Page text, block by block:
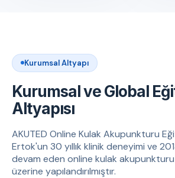
Kurumsal Altyapı
Kurumsal ve Global
Altyapısı
AKUTED Online Kulak Akupunkturu
Ertok'un 30 yıllık klinik deneyimi ve
devam eden online kulak
üzerine yapılandırılmıştır.